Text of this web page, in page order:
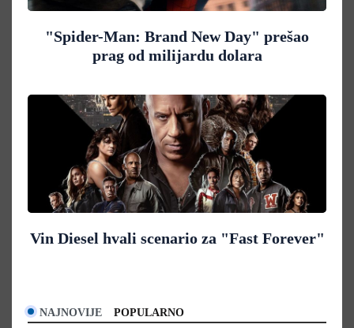
"Spider-Man: Brand New Day" prešao
prag od milijardu dolara
Vin Diesel hvali scenario za "Fast Forever"
NAJNOVIJE POPULARNO